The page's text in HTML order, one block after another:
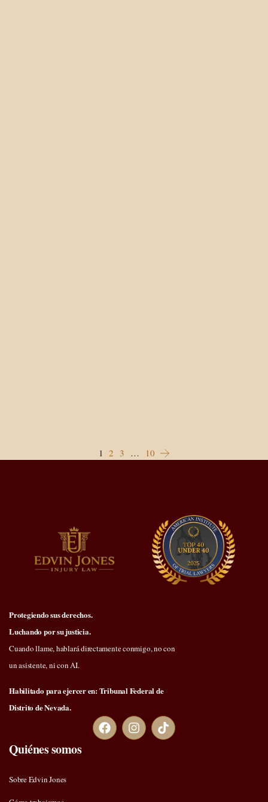
1 2 3 … 10
Protegiendo sus derechos.
Luchando por su justicia.
Cuando llame, hablará directamente conmigo, no con
un asistente, ni con AI.
Habilitado para ejercer en: Tribunal Federal de
Distrito de Nevada.
Quiénes somos
Sobre Edvin Jones